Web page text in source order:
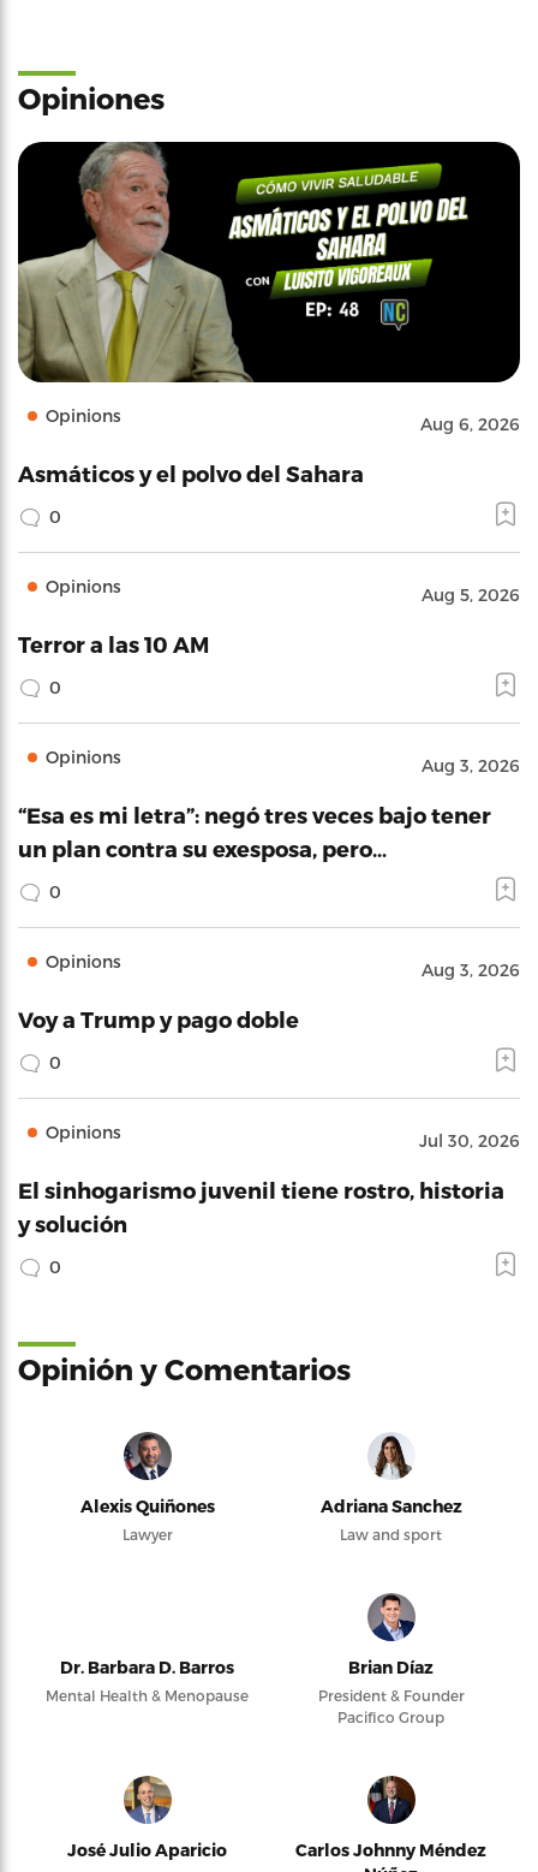
Opiniones
Opinions Aug 6, 2026
Asmáticos y el polvo del Sahara
0
Opinions Aug 5, 2026
Terror a las 10 AM
0
Opinions Aug 3, 2026
“Esa es mi letra”: negó tres veces bajo tener
un plan contra su exesposa, pero…
0
Opinions Aug 3, 2026
Voy a Trump y pago doble
0
Opinions Jul 30, 2026
El sinhogarismo juvenil tiene rostro, historia
y solución
0
Opinión y Comentarios
Alexis Quiñones
Lawyer
Adriana Sanchez
Law and sport
Dr. Barbara D. Barros
Mental Health & Menopause
Brian Díaz
President & Founder
Pacifico Group
José Julio Aparicio
Carlos Johnny Méndez